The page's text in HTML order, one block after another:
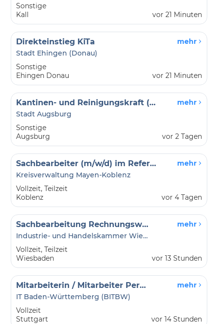
Sonstige
Kall
vor 21 Minuten
Direkteinstieg KiTa
Stadt Ehingen (Donau)
Sonstige
Ehingen Donau
mehr
vor 21 Minuten
Kantinen- und Reinigungskraft (m/w/d) befristet als Krankheitsvertretung
Stadt Augsburg
Sonstige
Augsburg
mehr
vor 2 Tagen
Sachbearbeiter (m/w/d) im Referat 'Wirtschaft'
Kreisverwaltung Mayen-Koblenz
Vollzeit, Teilzeit
Koblenz
mehr
vor 4 Tagen
Sachbearbeitung Rechnungswesen (m/w/d)
Industrie- und Handelskammer Wiesbaden
Vollzeit, Teilzeit
Wiesbaden
mehr
vor 13 Stunden
Mitarbeiterin / Mitarbeiter Personalservice (w/m/d) Schwerpunkt Bewerbungsmanagement - 12219-12
IT Baden-Württemberg (BITBW)
Vollzeit
Stuttgart
mehr
vor 14 Stunden